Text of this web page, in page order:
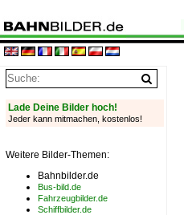
Lade Deine Bilder hoch!
Jeder kann mitmachen, kostenlos!
Weitere Bilder-Themen:
Bahnbilder.de
Bus-bild.de
Fahrzeugbilder.de
Schiffbilder.de